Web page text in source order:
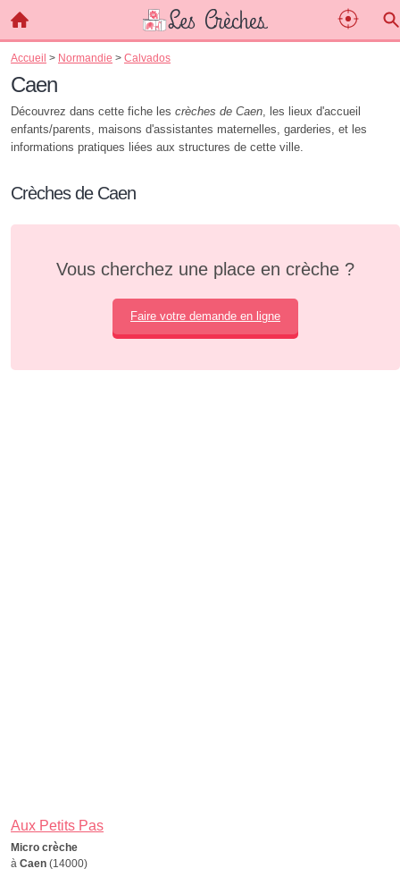
Accueil > Normandie > Calvados
Caen
Découvrez dans cette fiche les crèches de Caen, les lieux d'accueil
enfants/parents, maisons d'assistantes maternelles, garderies, et les
informations pratiques liées aux structures de cette ville.
Crèches de Caen
Vous cherchez une place en crèche ?
Faire votre demande en ligne
Aux Petits Pas
Micro crèche
à Caen (14000)